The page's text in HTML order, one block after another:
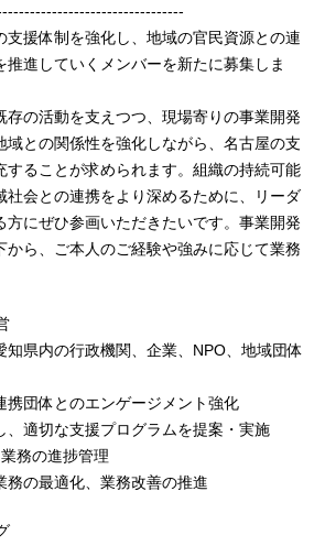
支援体制を強化し、地域の官民資源との連
推進していくメンバーを新たに募集しま
存の活動を支えつつ、現場寄りの事業開発
域との関係性を強化しながら、名古屋の支
することが求められます。組織の持続可能
社会との連携をより深めるために、リーダ
方にぜひ参画いただきたいです。事業開発
から、ご本人のご経験や強みに応じて業務
県内の行政機関、企業、NPO、地域団体
団体とのエンゲージメント強化
適切な支援プログラムを提案・実施
務の進捗管理
の最適化、業務改善の推進